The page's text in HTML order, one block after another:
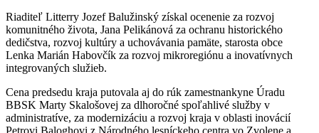
Riaditeľ Litterry Jozef Balužinský získal ocenenie za rozvoj
komunitného života, Jana Pelikánová za ochranu historického
dedičstva, rozvoj kultúry a uchovávania pamäte, starosta obce
Lenka Marián Habovčík za rozvoj mikroregiónu a inovatívnych
integrovaných služieb.
Cena predsedu kraja putovala aj do rúk zamestnankyne Úradu
BBSK Marty Skalošovej za dlhoročné spoľahlivé služby v
administratíve, za modernizáciu a rozvoj kraja v oblasti inovácií